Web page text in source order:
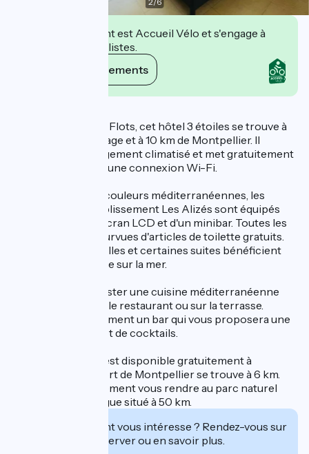
Cet établissement est Accueil Vélo et s'engage à
accueillir des cyclistes.
Voir ses engagements
Situé à Palavas-les-Flots, cet hôtel 3 étoiles se trouve à
100 mètres de la plage et à 10 km de Montpellier. Il
propose un hébergement climatisé et met gratuitement
à votre disposition une connexion Wi-Fi.
Décorés dans des couleurs méditerranéennes, les
logements de l'établissement Les Alizés sont équipés
d'une télévision à écran LCD et d'un minibar. Toutes les
chambres sont pourvues d'articles de toilette gratuits.
Certaines d'entre elles et certaines suites bénéficient
également d'une vue sur la mer.
Vous pourrez déguster une cuisine méditerranéenne
traditionnelle dans le restaurant ou sur la terrasse.
L'hôtel abrite également un bar qui vous proposera une
gamme d'apéritifs et de cocktails.
Un parking public est disponible gratuitement à
proximité. L'aéroport de Montpellier se trouve à 6 km.
Vous pourrez également vous rendre au parc naturel
régional de Camargue situé à 50 km.
Cet établissement vous intéresse ? Rendez-vous sur
leur site pour réserver ou en savoir plus.